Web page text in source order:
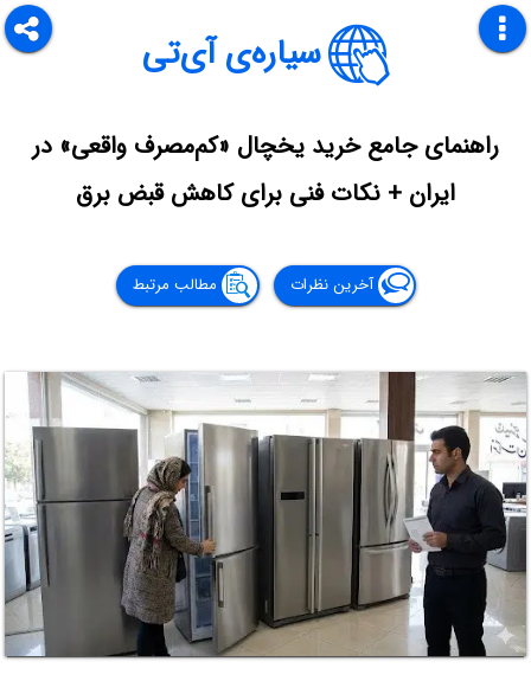
سیاره‌ی آی‌تی
راهنمای جامع خرید یخچال «کم‌مصرف واقعی» در
ایران + نکات فنی برای کاهش قبض برق
آخرین نظرات مطالب مرتبط